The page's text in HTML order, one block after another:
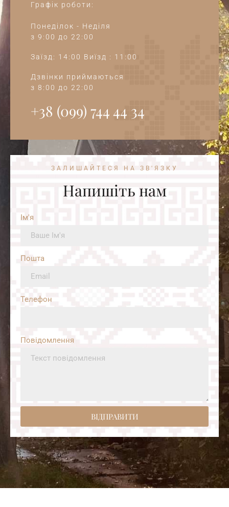
Графік роботи:
Понеділок - Неділя
з 9:00 до 22:00
Заїзд: 14:00 Виїзд : 11:00
Дзвінки приймаються
з 8:00 до 22:00
+38 (099) 744 44 34‭
ЗАЛИШАЙТЕСЯ НА ЗВ'ЯЗКУ
Напишіть нам
Ім'я
Пошта
Телефон
Повідомлення
ВІДПРАВИТИ